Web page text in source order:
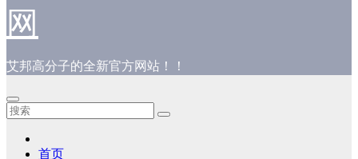
网
艾邦高分子的全新官方网站！！
首页